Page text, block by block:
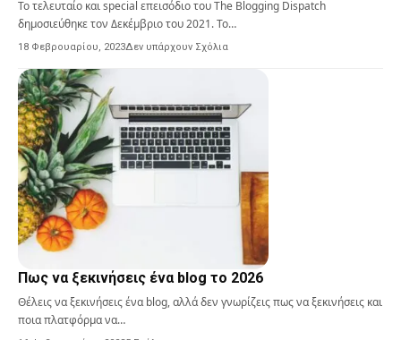
Το τελευταίο και special επεισόδιο του The Blogging Dispatch
δημοσιεύθηκε τον Δεκέμβριο του 2021. Το…
18 Φεβρουαρίου, 2023Δεν υπάρχουν Σχόλια
Πως να ξεκινήσεις ένα blog το 2026
Θέλεις να ξεκινήσεις ένα blog, αλλά δεν γνωρίζεις πως να ξεκινήσεις και
ποια πλατφόρμα να…